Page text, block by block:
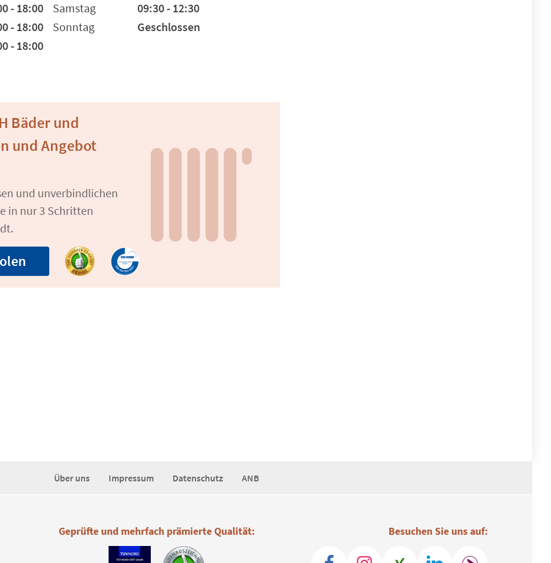
- 18:00
- 18:00
- 18:00
Samstag
09:30 - 12:30
Sonntag
Geschlossen
Bäder und
und Angebot
und unverbindlichen
in nur 3 Schritten
Über uns Impressum Datenschutz ANB
Besuchen Sie uns auf:
Geprüfte und mehrfach prämierte Qualität: